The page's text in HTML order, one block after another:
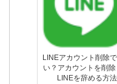
LINEブロック解除す
法・解除したら友達に
される？どうなる？
LINEアカウント削除
い？アカウントを削除
LINEを辞める方法